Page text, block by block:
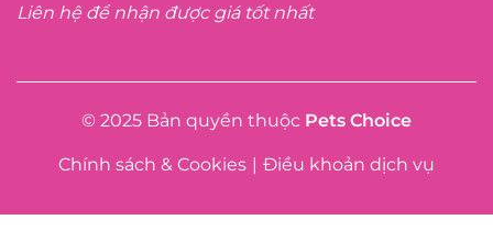
Liên hệ để nhận được giá tốt nhất
© 2025 Bản quyền thuộc Pets Choice
Chính sách & Cookies | Điều khoản dịch vụ